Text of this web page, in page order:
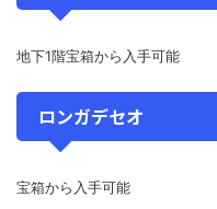
地下1階宝箱から入手可能
ロンガデセオ
宝箱から入手可能